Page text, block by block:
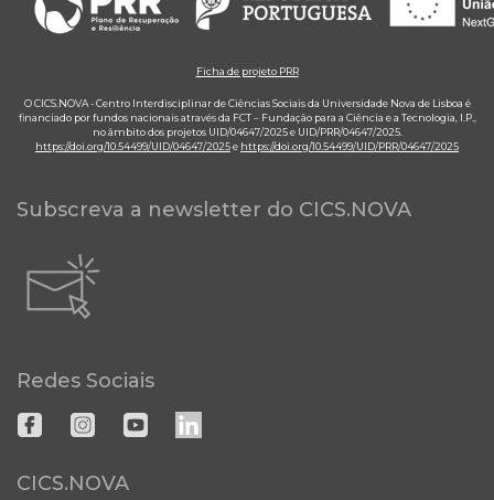
Ficha de projeto PRR
O CICS.NOVA - Centro Interdisciplinar de Ciências Sociais da Universidade Nova de Lisboa é
financiado por fundos nacionais através da FCT – Fundação para a Ciência e a Tecnologia, I.P.,
no âmbito dos projetos UID/04647/2025 e UID/PRR/04647/2025.
https://doi.org/10.54499/UID/04647/2025e https://doi.org/10.54499/UID/PRR/04647/2025
Subscreva a newsletter do CICS.NOVA
Redes Sociais
CICS.NOVA